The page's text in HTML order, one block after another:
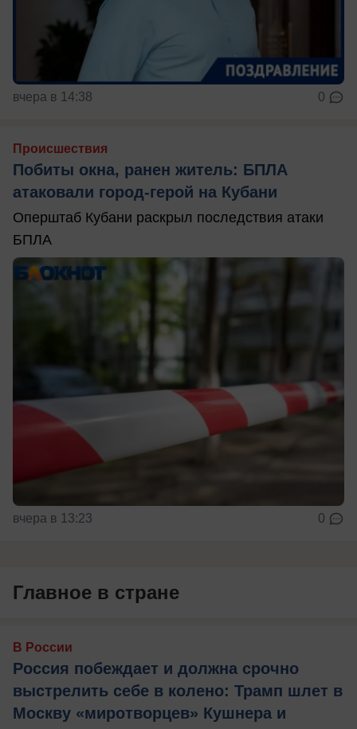
вчера в 14:38 0
Происшествия
Побиты окна, ранен житель: БПЛА
атаковали город-герой на Кубани
Оперштаб Кубани раскрыл последствия атаки
БПЛА
вчера в 13:23 0
Главное в стране
В России
Россия побеждает и должна срочно
выстрелить себе в колено: Трамп шлет в
Москву «миротворцев» Кушнера и